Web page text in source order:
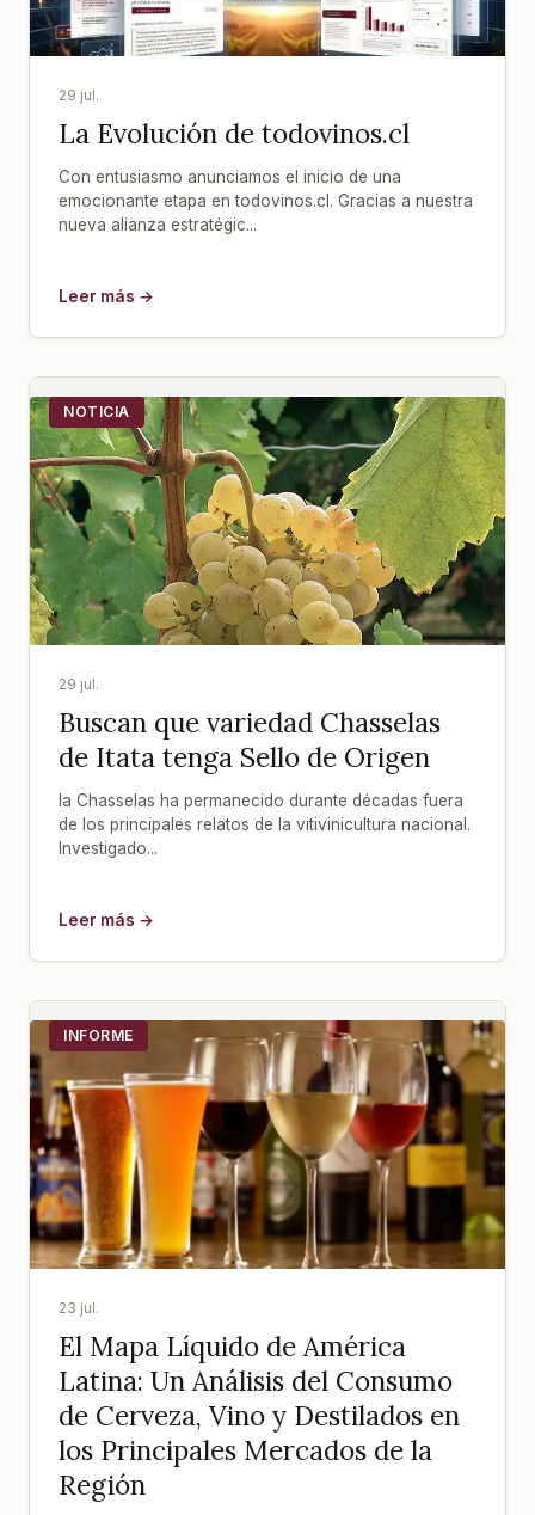
29 jul.
La Evolución de todovinos.cl
Con entusiasmo anunciamos el inicio de una
emocionante etapa en todovinos.cl. Gracias a nuestra
nueva alianza estratégic...
Leer más →
NOTICIA
29 jul.
Buscan que variedad Chasselas
de Itata tenga Sello de Origen
la Chasselas ha permanecido durante décadas fuera
de los principales relatos de la vitivinicultura nacional.
Investigado...
Leer más →
INFORME
23 jul.
El Mapa Líquido de América
Latina: Un Análisis del Consumo
de Cerveza, Vino y Destilados en
los Principales Mercados de la
Región